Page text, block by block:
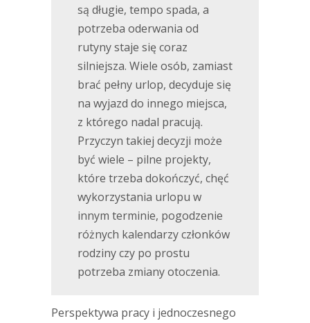
są długie, tempo spada, a
potrzeba oderwania od
rutyny staje się coraz
silniejsza. Wiele osób, zamiast
brać pełny urlop, decyduje się
na wyjazd do innego miejsca,
z którego nadal pracują.
Przyczyn takiej decyzji może
być wiele – pilne projekty,
które trzeba dokończyć, chęć
wykorzystania urlopu w
innym terminie, pogodzenie
różnych kalendarzy członków
rodziny czy po prostu
potrzeba zmiany otoczenia.
Perspektywa pracy i jednoczesnego